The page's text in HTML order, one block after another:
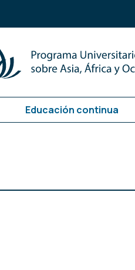
Educación continua